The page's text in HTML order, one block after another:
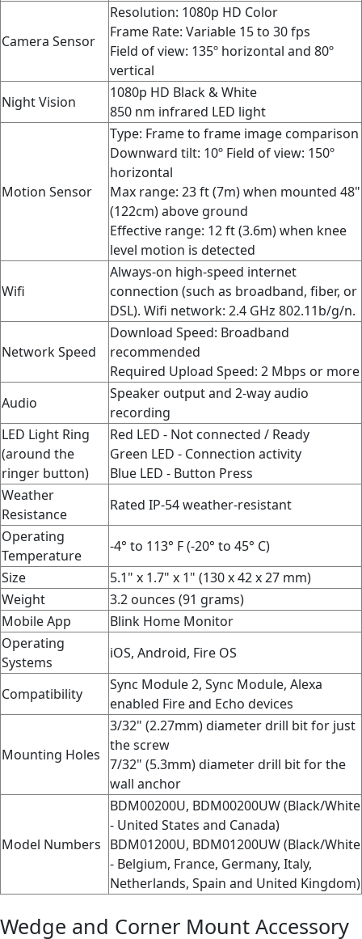
Camera Sensor
Resolution: 1080p HD Color
Frame Rate: Variable 15 to 30 fps
Field of view: 135º horizontal and 80º
vertical
Night Vision
1080p HD Black & White
850 nm infrared LED light
Motion Sensor
Type: Frame to frame image comparison
Downward tilt: 10º Field of view: 150º
horizontal
Max range: 23 ft (7m) when mounted 48"
(122cm) above ground
Effective range: 12 ft (3.6m) when knee
level motion is detected
Wifi
Always-on high-speed internet
connection (such as broadband, fiber, or
DSL). Wifi network: 2.4 GHz 802.11b/g/n.
Network Speed
Download Speed: Broadband
recommended
Required Upload Speed: 2 Mbps or more
Audio
Speaker output and 2-way audio
recording
LED Light Ring
(around the
ringer button)
Red LED - Not connected / Ready
Green LED - Connection activity
Blue LED - Button Press
Weather
Resistance
Rated IP-54 weather-resistant
Operating
Temperature
-4° to 113° F (-20° to 45° C)
Size
5.1" x 1.7" x 1" (130 x 42 x 27 mm)
Weight
3.2 ounces (91 grams)
Mobile App
Blink Home Monitor
Operating
Systems
iOS, Android, Fire OS
Compatibility
Sync Module 2, Sync Module, Alexa
enabled Fire and Echo devices
Mounting Holes
3/32" (2.27mm) diameter drill bit for just
the screw
7/32" (5.3mm) diameter drill bit for the
wall anchor
Model Numbers
BDM00200U, BDM00200UW (Black/White
- United States and Canada)
BDM01200U, BDM01200UW (Black/White
- Belgium, France, Germany, Italy,
Netherlands, Spain and United Kingdom)
Wedge and Corner Mount Accessory